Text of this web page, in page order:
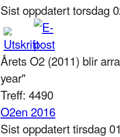
Sist oppdatert torsdag
Årets O2 (2011) blir
year"
Treff: 4490
O2en 2016
Sist oppdatert tirsdag